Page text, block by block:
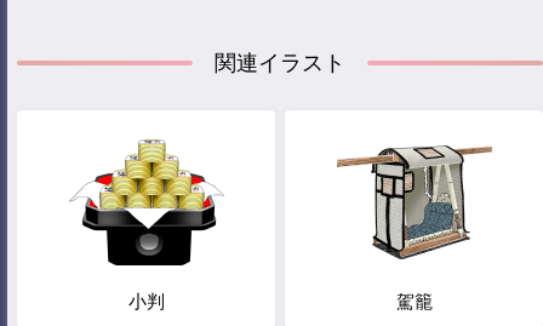
関連イラスト
小判 駕籠